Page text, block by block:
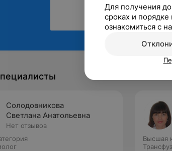
Солодовникова
Светлана Анатольевна
Нет отзывов
Высшая
Для получения
сроках и
ознакомиться с